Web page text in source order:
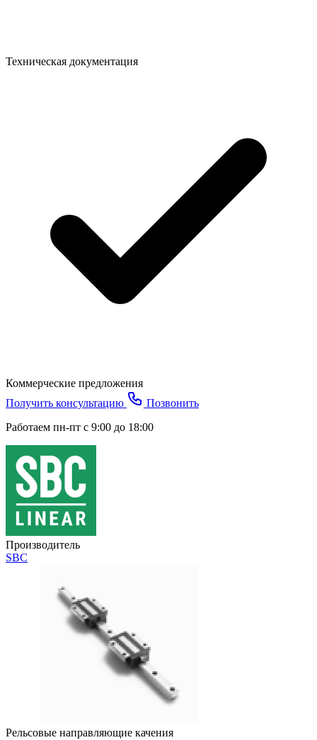
Техническая документация
Коммерческие предложения
Получить консультацию
Позвонить
Работаем пн-пт с 9:00 до 18:00
Производитель
SBC
Рельсовые направляющие качения